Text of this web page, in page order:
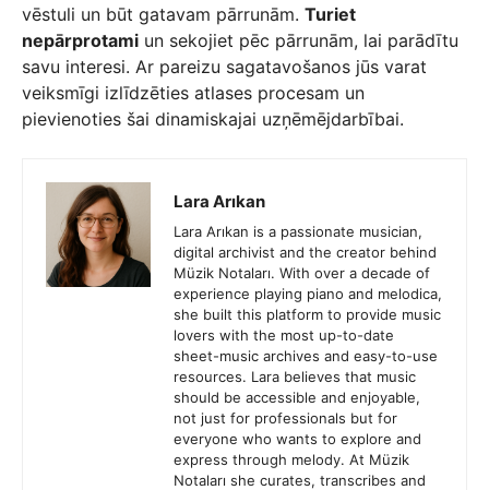
vēstuli un būt gatavam pārrunām. Turiet
nepārprotami un sekojiet pēc pārrunām, lai parādītu
savu interesi. Ar pareizu sagatavošanos jūs varat
veiksmīgi izlīdzēties atlases procesam un
pievienoties šai dinamiskajai uzņēmējdarbībai.
Lara Arıkan
Lara Arıkan is a passionate musician,
digital archivist and the creator behind
Müzik Notaları. With over a decade of
experience playing piano and melodica,
she built this platform to provide music
lovers with the most up-to-date
sheet-music archives and easy-to-use
resources. Lara believes that music
should be accessible and enjoyable,
not just for professionals but for
everyone who wants to explore and
express through melody. At Müzik
Notaları she curates, transcribes and